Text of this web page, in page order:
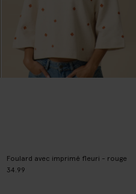
Foulard avec imprimé fleuri - rouge
34.99